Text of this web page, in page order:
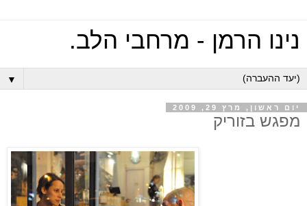
נינו הרמן - מרחבי הלב.
▼
יום ראשון, מרץ 29, 2009
מפגש בזוריק